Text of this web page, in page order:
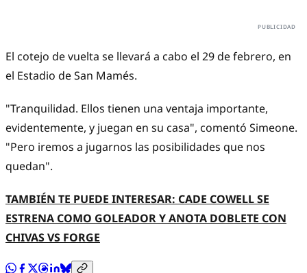
El cotejo de vuelta se llevará a cabo el 29 de febrero, en
el Estadio de San Mamés.
"Tranquilidad. Ellos tienen una ventaja importante,
evidentemente, y juegan en su casa", comentó Simeone.
"Pero iremos a jugarnos las posibilidades que nos
quedan".
TAMBIÉN TE PUEDE INTERESAR: CADE COWELL SE
ESTRENA COMO GOLEADOR Y ANOTA DOBLETE CON
CHIVAS VS FORGE